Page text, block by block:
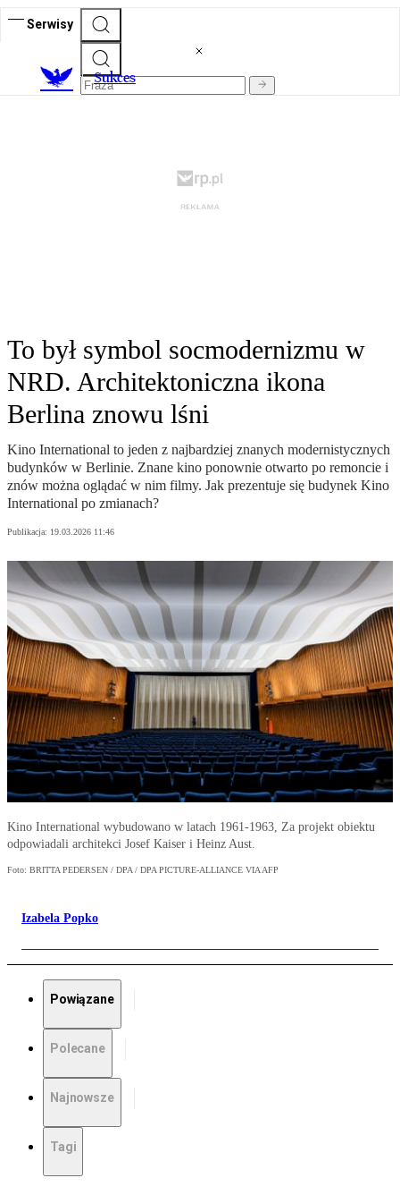
Serwisy
Sukces
To był symbol socmodernizmu w
NRD. Architektoniczna ikona
Berlina znowu lśni
Kino International to jeden z najbardziej znanych modernistycznych
budynków w Berlinie. Znane kino ponownie otwarto po remoncie i
znów można oglądać w nim filmy. Jak prezentuje się budynek Kino
International po zmianach?
Publikacja: 19.03.2026 11:46
Kino International wybudowano w latach 1961-1963, Za projekt obiektu
odpowiadali architekci Josef Kaiser i Heinz Aust.
Foto: BRITTA PEDERSEN / DPA / DPA PICTURE-ALLIANCE VIA AFP
Izabela Popko
Powiązane
Polecane
Najnowsze
Tagi